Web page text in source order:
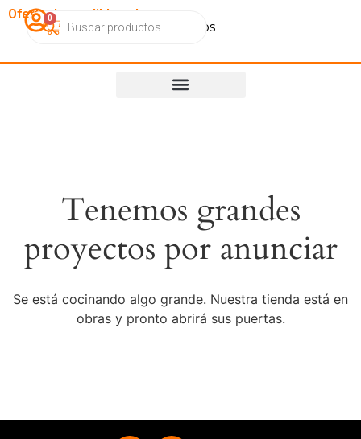
OfertasImperdibles.cl
CatálogoContactoNosotros
0
Tenemos grandes
proyectos por anunciar
Se está cocinando algo grande. Nuestra tienda está en
obras y pronto abrirá sus puertas.